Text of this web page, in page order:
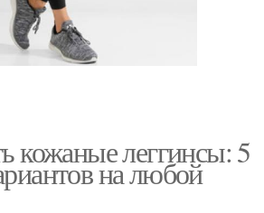
кожаные леггинсы: 5
на любой